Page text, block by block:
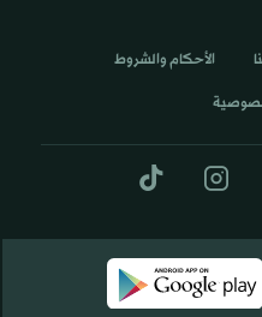
الأحكام والشروط